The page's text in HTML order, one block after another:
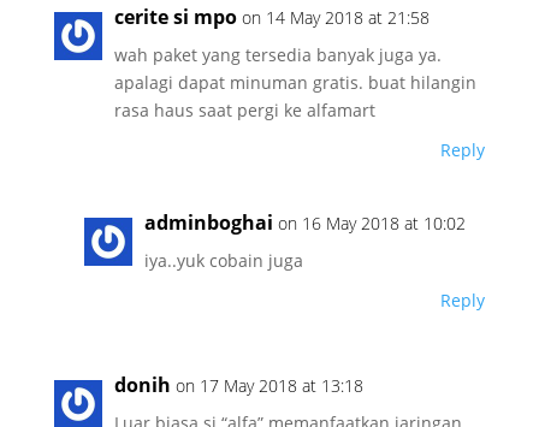
cerite si mpo on 14 May 2018 at 21:58
wah paket yang tersedia banyak juga ya.
apalagi dapat minuman gratis. buat hilangin
rasa haus saat pergi ke alfamart
Reply
adminboghai on 16 May 2018 at 10:02
iya..yuk cobain juga
Reply
donih on 17 May 2018 at 13:18